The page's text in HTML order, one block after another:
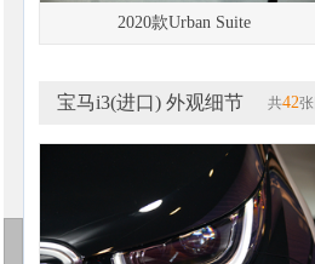
2020款Urban Suite
宝马i3(进口) 外观细节 共42